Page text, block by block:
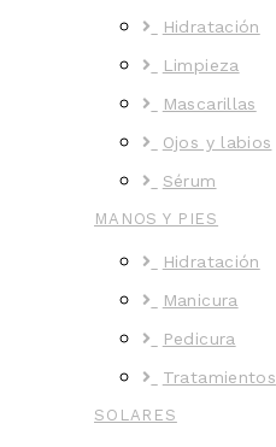
Hidratación
Limpieza
Mascarillas
Ojos y labios
Sérum
MANOS Y PIES
Hidratación
Manicura
Pedicura
Tratamientos
SOLARES